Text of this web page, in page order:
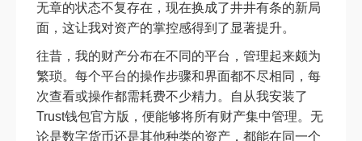
无章的状态不复存在，现在换成了井井有条的新局
面，这让我对资产的掌控感得到了显著提升。
往昔，我的财产分布在不同的平台，管理起来颇为
繁琐。每个平台的操作步骤和界面都不尽相同，每
次查看或操作都需耗费不少精力。自从我安装了
Trust钱包官方版，便能够将所有财产集中管理。无
论是数字货币还是其他种类的资产，都能在同一个